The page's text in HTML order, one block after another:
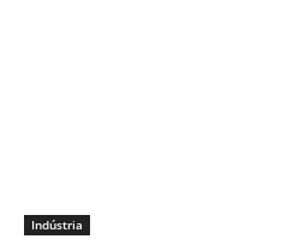
Indústria